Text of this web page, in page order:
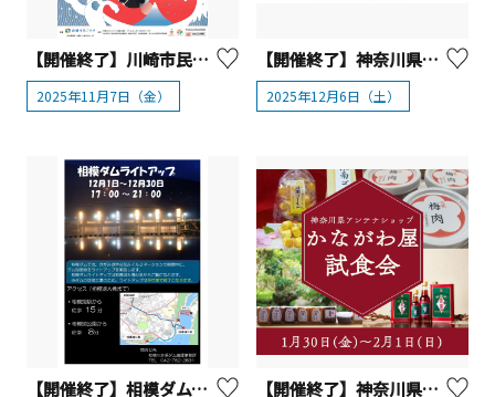
【開催終了】川崎市民プラザ「ニッポンの調べ そのさん～津軽三味線×エイサーこんさあと～」
2025年11月7日（金）
【開催終了】神奈川県立相模原公園 みどりの体験 落葉プールFun! さよなら落葉プールイベント
2025年12月6日（土）
【開催終了】相模ダムライトアップ【相模原市】 【開催終了】神奈川県アンテナショップ「かながわ屋」 試食会を開催！【横浜市】